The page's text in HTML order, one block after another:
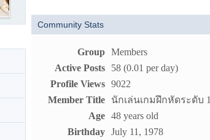
Community Stats
Group
Members
Active Posts
58 (0.01 per day)
Profile Views
9022
Member Title
นักเล่นเกมฝึกหัดระดับ 1
Age
48 years old
Birthday
July 11, 1978